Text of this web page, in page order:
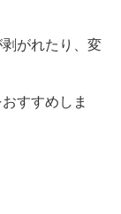
がれたり、変
すすめしま